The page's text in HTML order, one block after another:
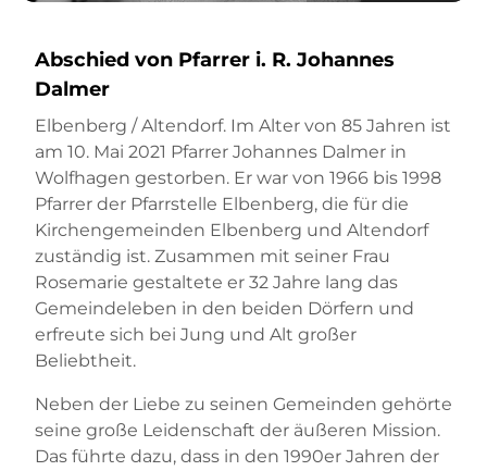
Abschied von Pfarrer i. R. Johannes
Dalmer
Elbenberg / Altendorf. Im Alter von 85 Jahren ist
am 10. Mai 2021 Pfarrer Johannes Dalmer in
Wolfhagen gestorben. Er war von 1966 bis 1998
Pfarrer der Pfarrstelle Elbenberg, die für die
Kirchengemeinden Elbenberg und Altendorf
zuständig ist. Zusammen mit seiner Frau
Rosemarie gestaltete er 32 Jahre lang das
Gemeindeleben in den beiden Dörfern und
erfreute sich bei Jung und Alt großer
Beliebtheit.
Neben der Liebe zu seinen Gemeinden gehörte
seine große Leidenschaft der äußeren Mission.
Das führte dazu, dass in den 1990er Jahren der